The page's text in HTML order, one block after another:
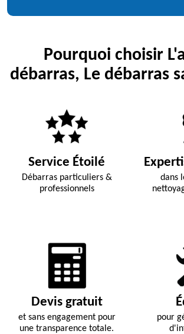
Pourquoi choisir
débarras, Le débarras
Service Étoilé
Débarras particuliers &
professionnels
dans
Devis gratuit
et sans engagement pour
une transparence totale.
pour